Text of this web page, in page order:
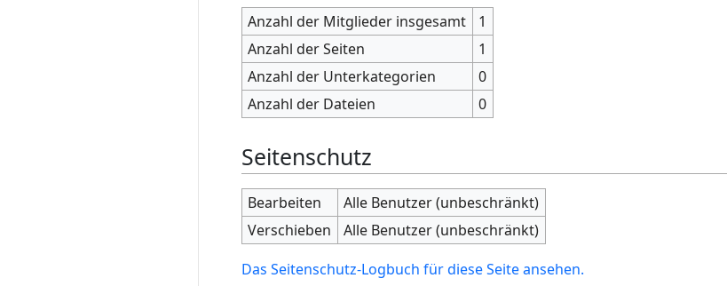
Anzahl der Mitglieder insgesamt
1
Anzahl der Seiten
1
Anzahl der Unterkategorien
0
Anzahl der Dateien
0
Seitenschutz
Bearbeiten
Alle Benutzer (unbeschränkt)
Verschieben
Alle Benutzer (unbeschränkt)
Das Seitenschutz-Logbuch für diese Seite ansehen.